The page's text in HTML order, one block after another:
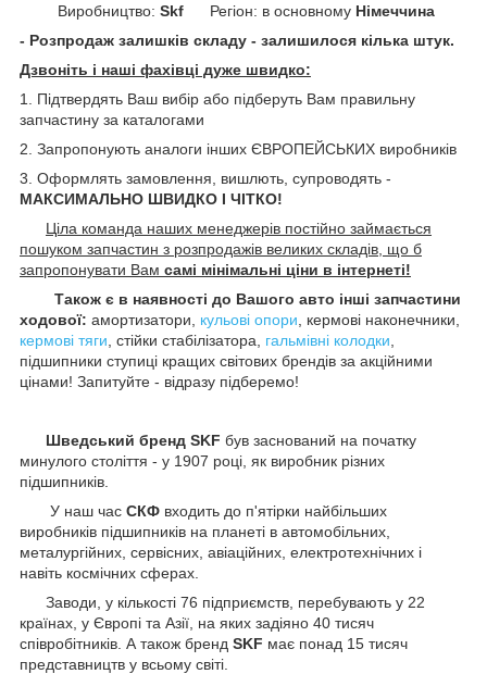
Виробництво: SkfРегіон: в основному Німеччина
- Розпродаж залишків складу - залишилося кілька штук.
Дзвоніть і наші фахівці дуже швидко:
1. Підтвердять Ваш вибір або підберуть Вам правильну
запчастину за каталогами
2. Запропонують аналоги інших ЄВРОПЕЙСЬКИХ виробників
3. Оформлять замовлення, вишлють, супроводять -
МАКСИМАЛЬНО ШВИДКО І ЧІТКО!
Ціла команда наших менеджерів постійно займається
пошуком запчастин з розпродажів великих складів, що б
запропонувати Вам самі мінімальні ціни в інтернеті!
Також є в наявності до Вашого авто інші запчастини
ходової: амортизатори, кульові опори , кермові наконечники,
кермові тяги , стійки стабілізатора, гальмівні колодки
підшипники ступиці кращих світових брендів за акційними
цінами! Запитуйте - відразу підберемо!
Шведський бренд SKF був заснований на початку
минулого століття - у 1907 році, як виробник різних
підшипників.
У наш час СКФ входить до п'ятірки найбільших
виробників підшипників на планеті в автомобільних,
металургійних, сервісних, авіаційних, електротехнічних і
навіть космічних сферах.
Заводи, у кількості 76 підприємств, перебувають у 22
країнах, у Європі та Азії, на яких задіяно 40 тисяч
співробітників. А також бренд SKF має понад 15 тисяч
представництв у всьому світі.